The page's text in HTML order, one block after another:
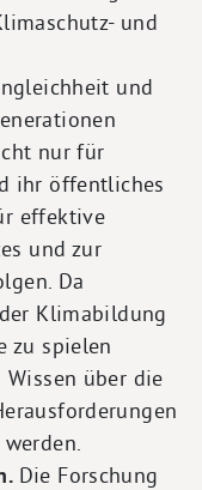
und
und
nur für
ihr öffentliches
effektive
und zur
Da
Klimabildung
zu spielen
über die
Die Forschung